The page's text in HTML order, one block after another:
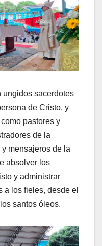
ungidos sacerdotes
de Cristo, y
pastores y
de la
mensajeros de la
absolver los
y administrar
a los fieles, desde el
santos óleos.